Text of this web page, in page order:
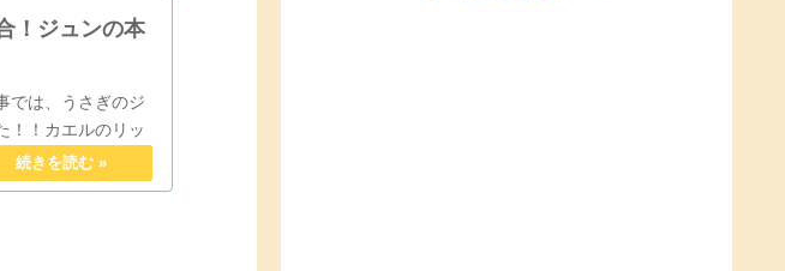
！ジュンの本
では、うさぎのジ
！！カエルのリッ
ったっけｗｗｗ